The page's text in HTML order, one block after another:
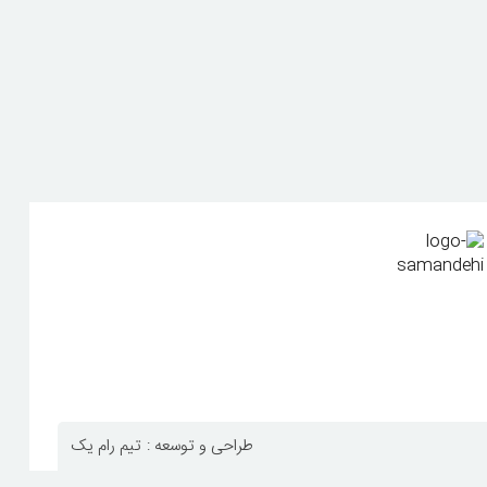
تیم رام یک طراحی و توسعه :